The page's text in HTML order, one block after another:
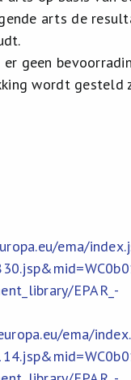
arts de
geen
wordt gesteld
ema/
EPAR_-
ema/